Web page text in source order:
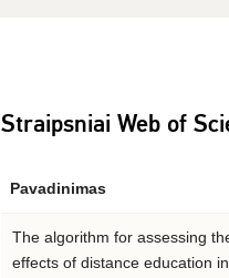
Straipsniai Web of
Pavadinimas
The algorithm for assessing
effects of distance education in